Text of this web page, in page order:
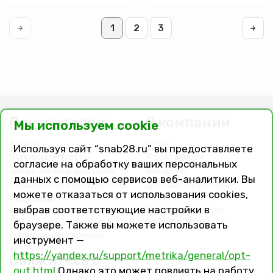
1 2 3
Покупателям
Каталог
Вопросы и ответы
Заказ, оплата, доставка
Подарочные сертификаты
Политика
конфиденциальности
Соглашение на обработку
О компании
О нас
Фотогалерея
Вакансии
Договор публичной
оферты
Версия сайта для
слабовидящих
Свяжитесь с
Мы используем cookie
Используя сайт “snab28.ru” вы предоставляете
согласие на обработку ваших персональных
данных с помощью сервисов веб-аналитики. Вы
можете отказаться от использования cookies,
выбрав соответствующие настройки в
браузере. Также вы можете использовать
инструмент —
https://yandex.ru/support/metrika/general/opt-
out.html Однако это может повлиять на работу